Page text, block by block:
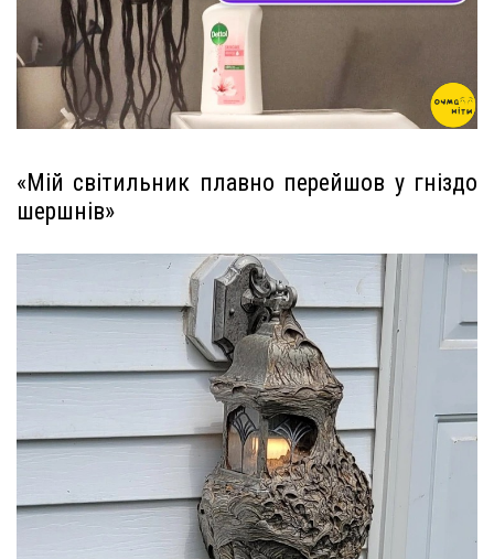
«Мій світильник плавно перейшов у гніздо
шершнів»